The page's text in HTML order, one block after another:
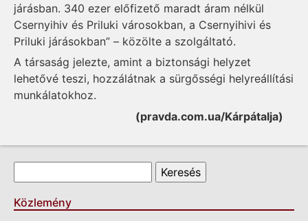
járásban. 340 ezer előfizető maradt áram nélkül
Csernyihiv és Priluki városokban, a Csernyihivi és
Priluki járásokban” – közölte a szolgáltató.
A társaság jelezte, amint a biztonsági helyzet
lehetővé teszi, hozzálátnak a sürgősségi helyreállítási
munkálatokhoz.
(pravda.com.ua/Kárpátalja)
Keresés űrlap
Keresés
Közlemény